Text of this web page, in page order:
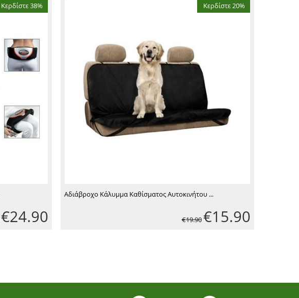
Κερδίστε 38%
€24.90
Κερδίστε 20%
Αδιάβροχο Κάλυμμα Καθίσματος Αυτοκινήτου ...
€19.90 €15.90